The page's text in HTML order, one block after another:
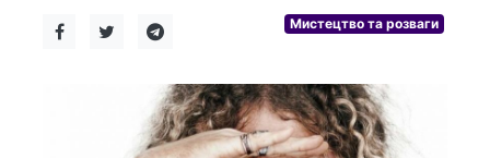
Мистецтво та розваги